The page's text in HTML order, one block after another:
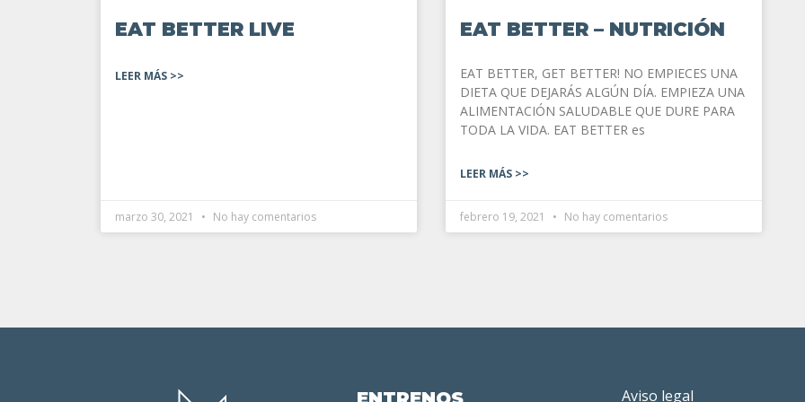
EAT BETTER LIVE
LEER MÁS >>
marzo 30, 2021 No hay comentarios
EAT BETTER – NUTRICIÓN
EAT BETTER, GET BETTER! NO EMPIECES UNA
DIETA QUE DEJARÁS ALGÚN DÍA. EMPIEZA UNA
ALIMENTACIÓN SALUDABLE QUE DURE PARA
TODA LA VIDA. EAT BETTER es
LEER MÁS >>
febrero 19, 2021 No hay comentarios
Aviso legal